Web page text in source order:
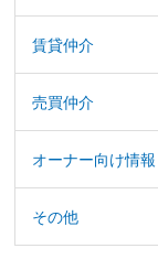
賃貸仲介
売買仲介
オーナー向け情報
その他